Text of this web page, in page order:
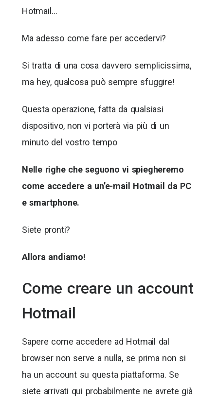
Hotmail…
Ma adesso come fare per accedervi?
Si tratta di una cosa davvero semplicissima,
ma hey, qualcosa può sempre sfuggire!
Questa operazione, fatta da qualsiasi
dispositivo, non vi porterà via più di un
minuto del vostro tempo
Nelle righe che seguono vi spiegheremo
come accedere a un’e-mail Hotmail da PC
e smartphone.
Siete pronti?
Allora andiamo!
Come creare un account
Hotmail
Sapere come accedere ad Hotmail dal
browser non serve a nulla, se prima non si
ha un account su questa piattaforma. Se
siete arrivati qui probabilmente ne avrete già